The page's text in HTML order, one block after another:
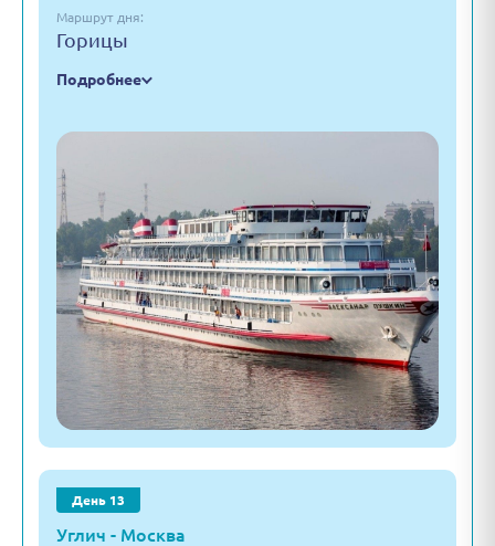
Маршрут дня:
Горицы
Подробнее
День 13
Углич - Москва